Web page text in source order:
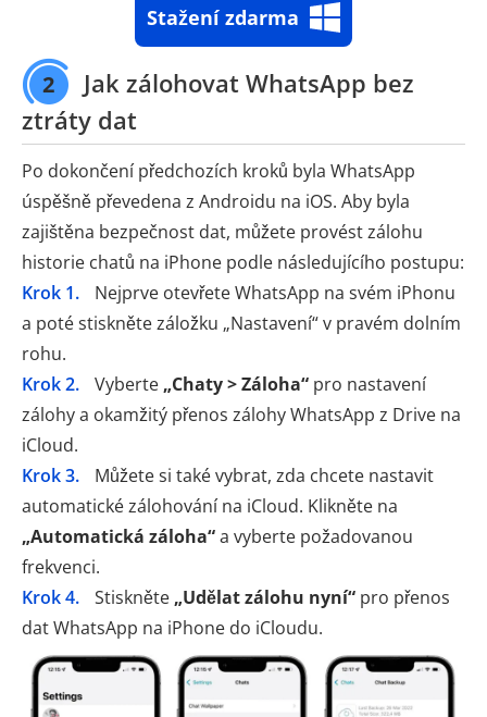
Stažení zdarma
2
Jak zálohovat WhatsApp bez
ztráty dat
Po dokončení předchozích kroků byla WhatsApp
úspěšně převedena z Androidu na iOS. Aby byla
zajištěna bezpečnost dat, můžete provést zálohu
historie chatů na iPhone podle následujícího postupu:
Krok 1.
Nejprve otevřete WhatsApp na svém iPhonu
a poté stiskněte záložku „Nastavení“ v pravém dolním
rohu.
Krok 2.
Vyberte „Chaty > Záloha“ pro nastavení
zálohy a okamžitý přenos zálohy WhatsApp z Drive na
iCloud.
Krok 3.
Můžete si také vybrat, zda chcete nastavit
automatické zálohování na iCloud. Klikněte na
„Automatická záloha“a vyberte požadovanou
frekvenci.
Krok 4.
Stiskněte „Udělat zálohu nyní“ pro přenos
dat WhatsApp na iPhone do iCloudu.